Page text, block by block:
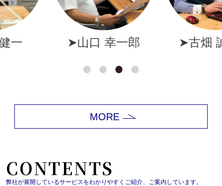
郎 ➤古畑 誠一郎 ➤岩井
MORE
CONTENTS
弊社が展開しているサービスをわかりやすくご紹介、ご案内しています。